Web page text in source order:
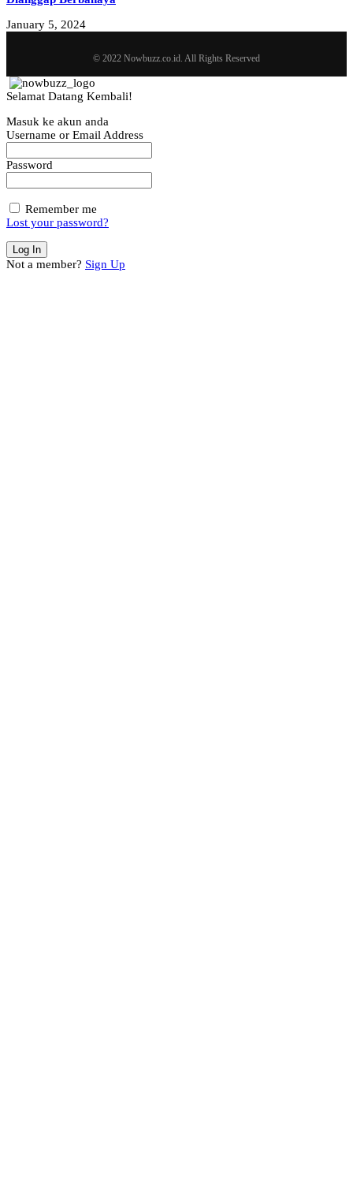
January 5, 2024
© 2022 Nowbuzz.co.id. All Rights Reserved
Selamat Datang Kembali!
Masuk ke akun anda
Username or Email Address
Password
Remember me
Lost your password?
Not a member? Sign Up